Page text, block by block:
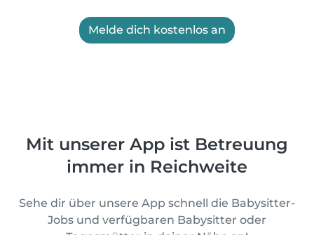
Melde dich kostenlos an
Mit unserer App ist Betreuung
immer in Reichweite
Sehe dir über unsere App schnell die Babysitter-
Jobs und verfügbaren Babysitter oder